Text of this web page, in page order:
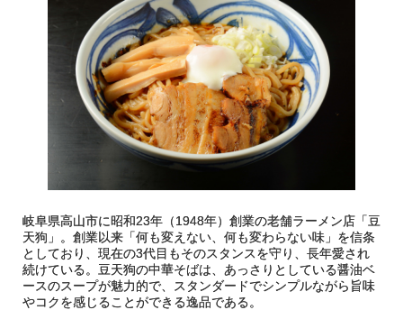
岐阜県高山市に昭和23年（1948年）創業の老舗ラーメン店「豆
天狗」。創業以来「何も変えない、何も変わらない味」を信条
としており、現在の3代目もそのスタンスを守り、長年愛され
続けている。豆天狗の中華そばは、あっさりとしている醤油ベ
ースのスープが魅力的で、スタンダードでシンプルながら旨味
やコクを感じることができる逸品である。